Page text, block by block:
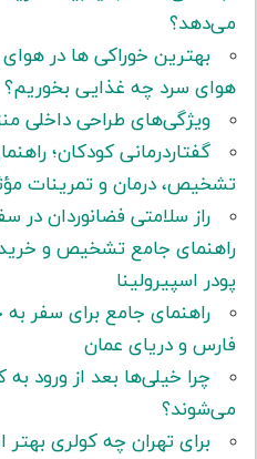
می‌دهد؟
بهترین خوراکی ها در هوای
هوای سرد چه غذایی بخوریم؟
ویژگی‌های طراحی داخلی
گفتاردرمانی کودکان؛
تشخیص، درمان و تمرینات
راز سلامتی فضانوردان در
راهنمای جامع تشخیص و
پودر اسپیرولینا
راهنمای جامع برای سفر به
فارس و دریای عمان
چرا خیلی‌ها بعد از ورود به
می‌شوند؟
برای تهران چه کولری